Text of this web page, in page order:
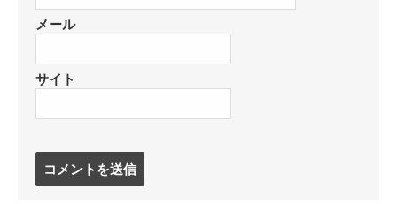
メール
サイト